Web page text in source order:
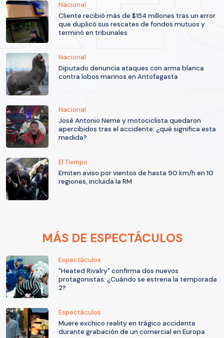
Nacional
Cliente recibió más de $154 millones tras un error
que duplicó sus rescates de fondos mutuos y
terminó en tribunales
Nacional
Diputado denuncia ataques con arma blanca
contra lobos marinos en Antofagasta
Nacional
José Antonio Neme y motociclista quedaron
apercibidos tras el accidente: ¿qué significa esta
medida?
El Tiempo
Emiten aviso por vientos de hasta 90 km/h en 10
regiones, incluida la RM
MÁS DE ESPECTÁCULOS
Espectáculos
"Heated Rivalry" confirma dos nuevos
protagonistas: ¿Cuándo se estrena la temporada
2?
Espectáculos
Muere exchico reality en trágico accidente
durante grabación de un comercial en Europa